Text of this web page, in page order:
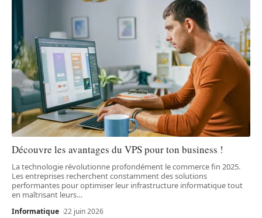
Découvre les avantages du VPS pour ton business !
La technologie révolutionne profondément le commerce fin 2025.
Les entreprises recherchent constamment des solutions
performantes pour optimiser leur infrastructure informatique tout
en maîtrisant leurs…
Informatique 22 juin 2026